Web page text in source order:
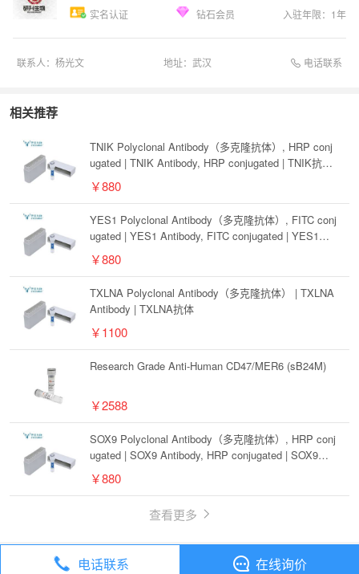
实名认证 钻石会员 入驻年限： 1年
联系人： 杨光文 地址： 武汉 电话联系
相关推荐
TNIK Polyclonal Antibody（多克隆抗体）, HRP conj
ugated | TNIK Antibody, HRP conjugated | TNIK抗体,
￥880
YES1 Polyclonal Antibody（多克隆抗体）, FITC conj
ugated | YES1 Antibody, FITC conjugated | YES1抗
￥880
TXLNA Polyclonal Antibody（多克隆抗体） | TXLNA
Antibody | TXLNA抗体
￥1100
Research Grade Anti-Human CD47/MER6 (sB24M)
￥2588
SOX9 Polyclonal Antibody（多克隆抗体）, HRP conj
ugated | SOX9 Antibody, HRP conjugated | SOX9抗
￥880
查看更多
全部分类 抗体
电话联系 在线询价